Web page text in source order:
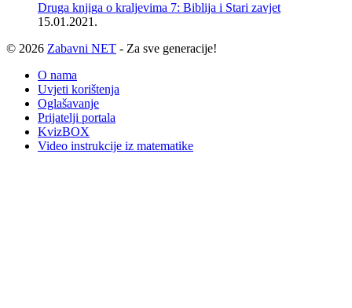
Druga knjiga o kraljevima 7: Biblija i Stari zavjet
15.01.2021.
© 2026 Zabavni NET - Za sve generacije!
O nama
Uvjeti korištenja
Oglašavanje
Prijatelji portala
KvizBOX
Video instrukcije iz matematike